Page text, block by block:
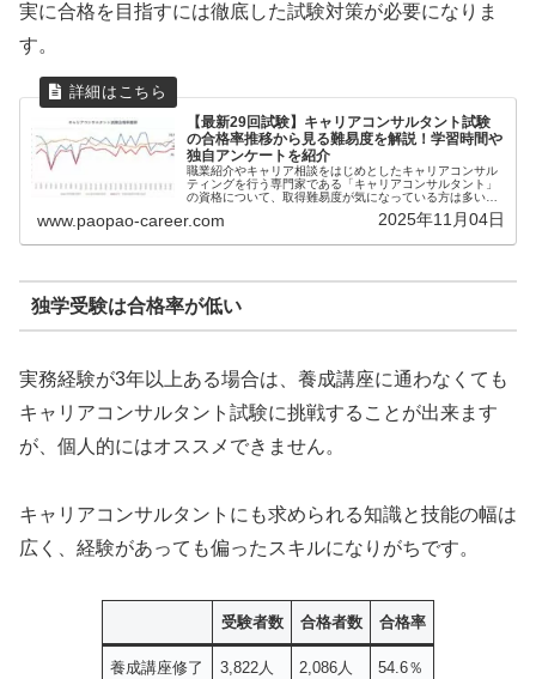
実に合格を目指すには徹底した試験対策が必要になりま
す。
【最新29回試験】キャリアコンサルタント試験
の合格率推移から見る難易度を解説！学習時間や
独自アンケートを紹介
職業紹介やキャリア相談をはじめとしたキャリアコンサル
ティングを行う専門家である「キャリアコンサルタント」
の資格について、取得難易度が気になっている方は多いの
ではないでしょうか。本記事ではこれまでの合格率実績の
解説や、Twitterアンケート...
www.paopao-career.com 2025年11月04日
独学受験は合格率が低い
実務経験が3年以上ある場合は、養成講座に通わなくても
キャリアコンサルタント試験に挑戦することが出来ます
が、個人的にはオススメできません。
キャリアコンサルタントにも求められる知識と技能の幅は
広く、経験があっても偏ったスキルになりがちです。
受験者数 合格者数 合格率
養成講座修了 3,822人 2,086人 54.6％